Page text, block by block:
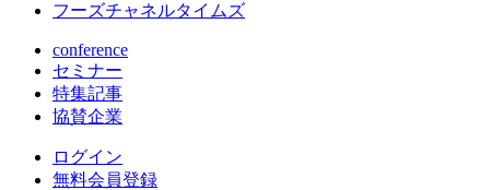
フーズチャネルタイムズ
conference
セミナー
特集記事
協賛企業
ログイン
無料会員登録